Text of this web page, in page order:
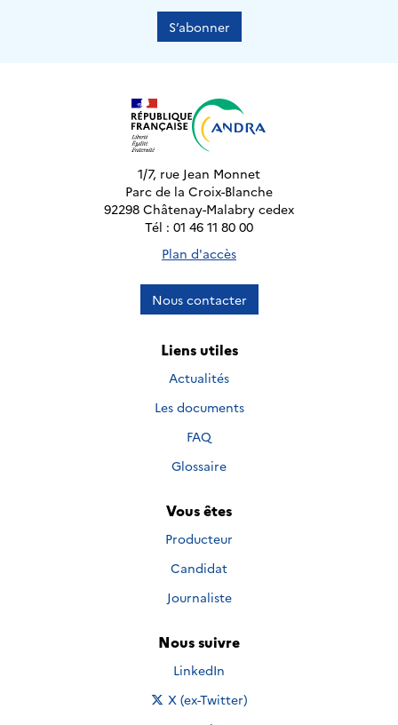
S’abonner
1/7, rue Jean Monnet
Parc de la Croix-Blanche
92298 Châtenay-Malabry cedex
Tél : 01 46 11 80 00
Plan d'accès
Nous contacter
Liens utiles
Actualités
Les documents
FAQ
Glossaire
Vous êtes
Producteur
Candidat
Journaliste
Nous suivre
Nous suivre sur
LinkedIn
Nous suivre sur
X (ex-Twitter)